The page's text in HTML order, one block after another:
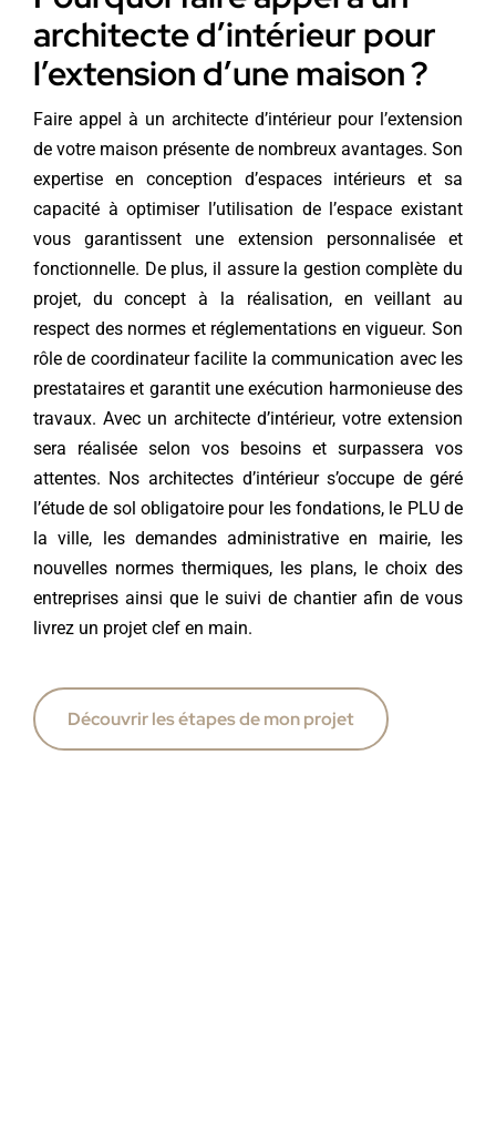
architecte d’intérieur pour
l’extension d’une maison ?
Faire appel à un architecte d’intérieur pour l’extension
de votre maison présente de nombreux avantages. Son
expertise en conception d’espaces intérieurs et sa
capacité à optimiser l’utilisation de l’espace existant
vous garantissent une extension personnalisée et
fonctionnelle. De plus, il assure la gestion complète du
projet, du concept à la réalisation, en veillant au
respect des normes et réglementations en vigueur. Son
rôle de coordinateur facilite la communication avec les
prestataires et garantit une exécution harmonieuse des
travaux. Avec un architecte d’intérieur, votre extension
sera réalisée selon vos besoins et surpassera vos
attentes. Nos architectes d’intérieur s’occupe de géré
l’étude de sol obligatoire pour les fondations, le PLU de
la ville, les demandes administrative en mairie, les
nouvelles normes thermiques, les plans, le choix des
entreprises ainsi que le suivi de chantier afin de vous
livrez un projet clef en main.
Découvrir les étapes de mon projet